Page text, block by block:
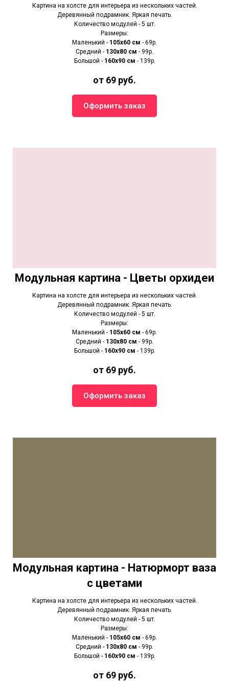
Картина на холсте для интерьера из нескольких частей.
Деревянный подрамник. Яркая печать.
Количество модулей - 5 шт.
Размеры:
Маленький - 105х60 см - 69р.
Средний - 130х80 см - 99р.
Большой - 160х90 см - 139р.
от 69 руб.
Оформить заказ
Модульная картина - Цветы орхидеи
Картина на холсте для интерьера из нескольких частей.
Деревянный подрамник. Яркая печать.
Количество модулей - 5 шт.
Размеры:
Маленький - 105х60 см - 69р.
Средний - 130х80 см - 99р.
Большой - 160х90 см - 139р.
от 69 руб.
Оформить заказ
Модульная картина - Натюрморт ваза
с цветами
Картина на холсте для интерьера из нескольких частей.
Деревянный подрамник. Яркая печать.
Количество модулей - 5 шт.
Размеры:
Маленький - 105х60 см - 69р.
Средний - 130х80 см - 99р.
Большой - 160х90 см - 139р.
от 69 руб.